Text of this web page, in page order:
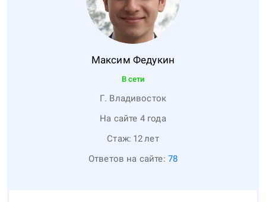
Максим Федукин
В сети
Г. Владивосток
На сайте 4 года
Стаж: 12лет
Ответов на сайте: 78